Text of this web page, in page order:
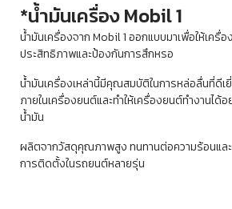
*น้ำมันเครื่อง Mobil 1
น้ำมันเครื่องจาก Mobil 1 ออกแบบมาเพื่อให้เครื่
ประสิทธิภาพและป้องกันการสึกหรอ
น้ำมันเครื่องเหล่านี้มีคุณสมบัติในการหล่อลื่นที่ดีเ
ภายในเครื่องยนต์และทำให้เครื่องยนต์ทำงานได้
น้ำมัน
ผลิตจากวัสดุคุณภาพสูง ทนทานต่อความร้อนแล
การติดตั้งในรถยนต์หลายรุ่น